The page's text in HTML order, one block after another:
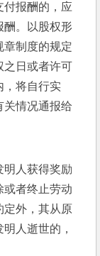
付报酬的，应
酬。以股权形
章制度的规定
之日或者许可
，将自行实
关情况通报给
人获得奖励
或者终止劳动
定外，其从原
人逝世的，